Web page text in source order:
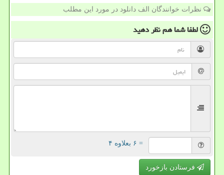
نظرات خوانندگان الف دانلود در مورد این مطلب
لطفا شما همنظر دهید
= ۶ بعلاوه ۴
فرستادن بازخورد